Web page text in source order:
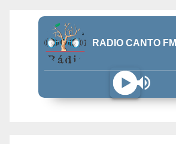
RADIO CANTO FM